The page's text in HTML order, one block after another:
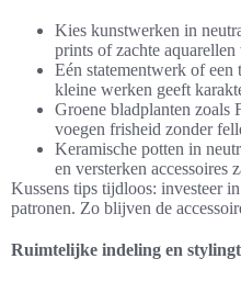
Kies kunstwerken in
prints of zachte
Eén statementwerk of
kleine werken geeft
Groene bladplanten zoals
voegen frisheid zonder
Keramische potten in
en versterken accessoires
Kussens tips tijdloos: investeer
patronen. Zo blijven de
Ruimtelijke indeling en